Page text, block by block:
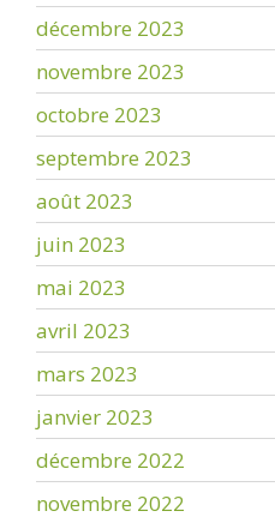
décembre 2023
novembre 2023
octobre 2023
septembre 2023
août 2023
juin 2023
mai 2023
avril 2023
mars 2023
janvier 2023
décembre 2022
novembre 2022